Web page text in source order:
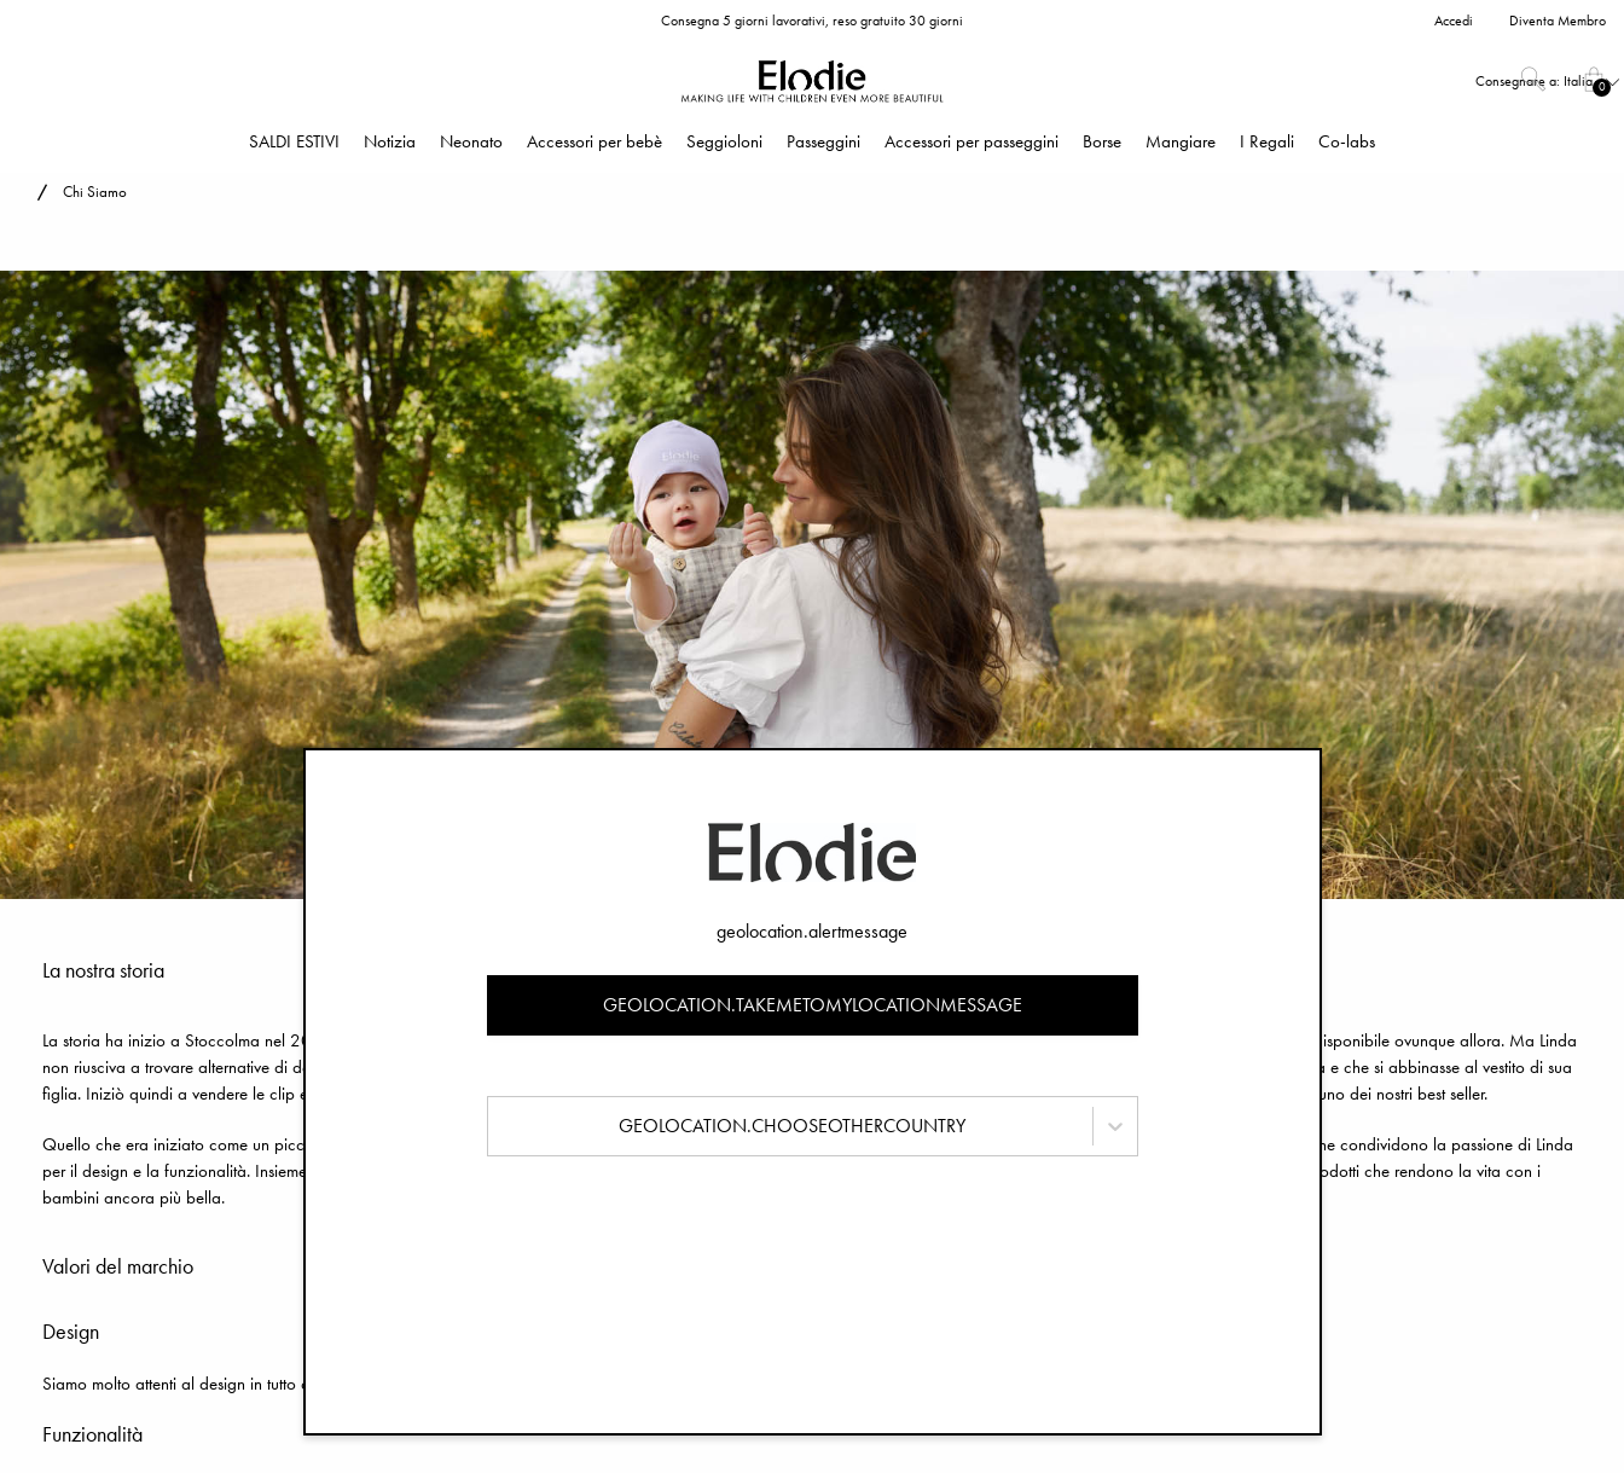
Consegna 5 giorni lavorativi, reso gratuito 30 giorni Accedi Diventa Membro
Consegnare a: Italia 0
SALDI ESTIVI Notizia Neonato Accessori per bebè Seggioloni Passeggini Accessori per passeggini Borse Mangiare I Regali Co-labs
Chi Siamo
La nostra storia
La storia ha inizio a Stoccolma nel 2005, quando la nostra fondatrice Linda Sätterström ebbe la sua prima figlia, Elodie. Abbigliamento di design per neonati e bambini piccoli era disponibile ovunque allora. Ma Linda
non riusciva a trovare alternative di design per molti degli altri prodotti necessari per la vita con un bambino. Così sviluppò il suo primo prodotto, una clip portaciuccio, che fosse bella e che si abbinasse al vestito di sua
figlia. Iniziò quindi a vendere le clip e l'idea colpì altri genitori. Prima a Stoccolma, poi in Svezia e infine in tutto il mondo. La clip portaciuccio rimane il prodotto di punta di Elodie e uno dei nostri best seller.
Quello che era iniziato come un piccolo progetto fai-da-te è cresciuto fino a diventare un noto marchio internazionale con sede a Stoccolma, con un fantastico team di dipendenti che condividono la passione di Linda
per il design e la funzionalità. Insieme hanno creato una vasta gamma di prodotti per neonati e bambini, che vanno da ciucci e bavaglini a passeggini e accessori per passeggini; prodotti che rendono la vita con i
bambini ancora più bella.
Valori del marchio
Design
Siamo molto attenti al design in tutto ciò che facciamo, perché crediamo con passione che un bel design porti gioia alla vita.
Funzionalità
geolocation.alertmessage
GEOLOCATION.TAKEMETOMYLOCATIONMESSAGE
GEOLOCATION.CHOOSEOTHERCOUNTRY